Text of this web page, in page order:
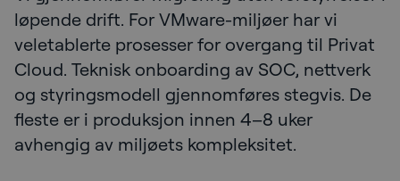
løpende drift. For VMware-miljøer har vi
veletablerte prosesser for overgang til Privat
Cloud. Teknisk onboarding av SOC, nettverk
og styringsmodell gjennomføres stegvis. De
fleste er i produksjon innen 4–8 uker
avhengig av miljøets kompleksitet.